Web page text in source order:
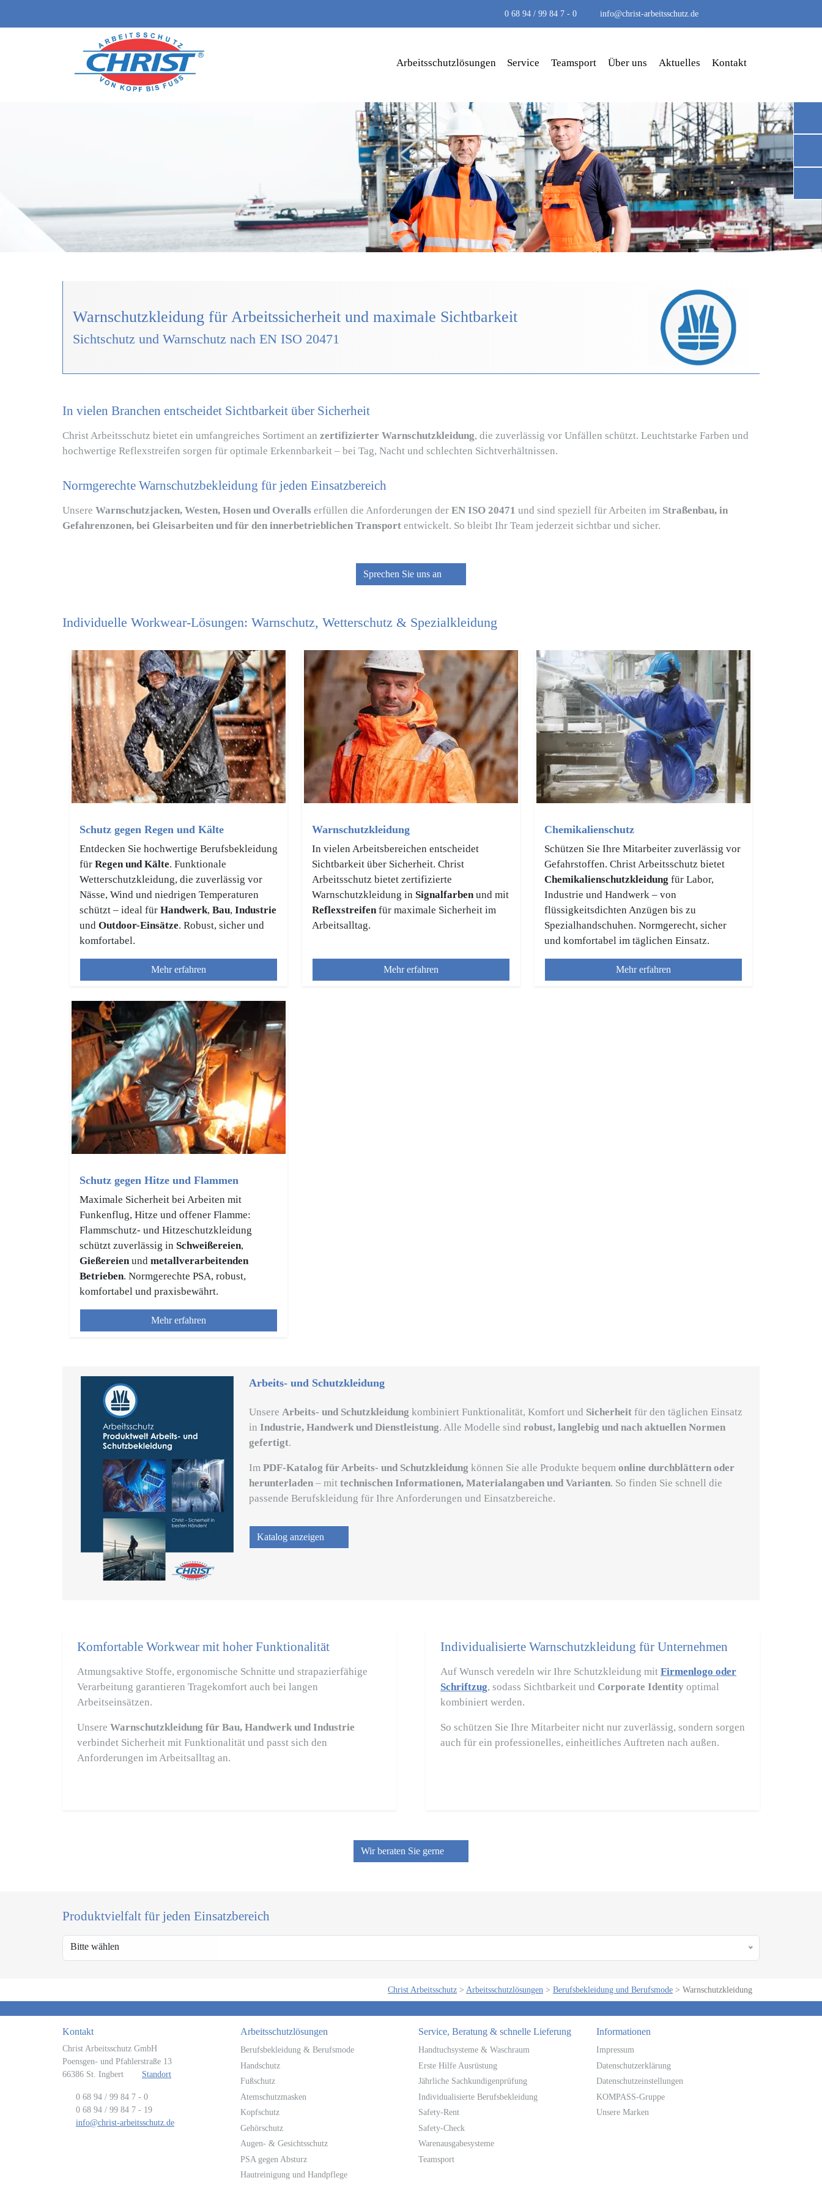
0 68 94 / 99 84 7 - 0 info@christ-arbeitsschutz.de
Arbeitsschutzlösungen Service Teamsport Über uns Aktuelles Kontakt
Warnschutzkleidung für Arbeitssicherheit und maximale Sichtbarkeit
Sichtschutz und Warnschutz nach EN ISO 20471
In vielen Branchen entscheidet Sichtbarkeit über Sicherheit
Christ Arbeitsschutz bietet ein umfangreiches Sortiment an zertifizierter Warnschutzkleidung, die zuverlässig vor Unfällen schützt. Leuchtstarke Farben und
hochwertige Reflexstreifen sorgen für optimale Erkennbarkeit – bei Tag, Nacht und schlechten Sichtverhältnissen.
Normgerechte Warnschutzbekleidung für jeden Einsatzbereich
Unsere Warnschutzjacken, Westen, Hosen und Overalls erfüllen die Anforderungen der EN ISO 20471 und sind speziell für Arbeiten im Straßenbau, in
Gefahrenzonen, bei Gleisarbeiten und für den innerbetrieblichen Transport entwickelt. So bleibt Ihr Team jederzeit sichtbar und sicher.
Sprechen Sie uns an
Individuelle Workwear-Lösungen: Warnschutz, Wetterschutz & Spezialkleidung
Schutz gegen Regen und Kälte
Entdecken Sie hochwertige Berufsbekleidung
für Regen und Kälte. Funktionale
Wetterschutzkleidung, die zuverlässig vor
Nässe, Wind und niedrigen Temperaturen
schützt – ideal für Handwerk, Bau, Industrie
und Outdoor-Einsätze. Robust, sicher und
komfortabel.
Mehr erfahren
Warnschutzkleidung
In vielen Arbeitsbereichen entscheidet
Sichtbarkeit über Sicherheit. Christ
Arbeitsschutz bietet zertifizierte
Warnschutzkleidung in Signalfarbenund mit
Reflexstreifenfür maximale Sicherheit im
Arbeitsalltag.
Mehr erfahren
Chemikalienschutz
Schützen Sie Ihre Mitarbeiter zuverlässig vor
Gefahrstoffen. Christ Arbeitsschutz bietet
Chemikalienschutzkleidung für Labor,
Industrie und Handwerk – von
flüssigkeitsdichten Anzügen bis zu
Spezialhandschuhen. Normgerecht, sicher
und komfortabel im täglichen Einsatz.
Mehr erfahren
Schutz gegen Hitze und Flammen
Maximale Sicherheit bei Arbeiten mit
Funkenflug, Hitze und offener Flamme:
Flammschutz- und Hitzeschutzkleidung
schützt zuverlässig in Schweißereien,
Gießereienund metallverarbeitenden
Betrieben. Normgerechte PSA, robust,
komfortabel und praxisbewährt.
Mehr erfahren
Arbeits- und Schutzkleidung
Unsere Arbeits- und Schutzkleidung kombiniert Funktionalität, Komfort und Sicherheit für den täglichen Einsatz
in Industrie, Handwerk und Dienstleistung. Alle Modelle sind robust, langlebig und nach aktuellen Normen
gefertigt.
Im PDF-Katalog für Arbeits- und Schutzkleidung können Sie alle Produkte bequem online durchblättern oder
herunterladen – mit technischen Informationen, Materialangaben und Varianten. So finden Sie schnell die
passende Berufskleidung für Ihre Anforderungen und Einsatzbereiche.
Katalog anzeigen
Komfortable Workwear mit hoher Funktionalität
Atmungsaktive Stoffe, ergonomische Schnitte und strapazierfähige
Verarbeitung garantieren Tragekomfort auch bei langen
Arbeitseinsätzen.
Unsere Warnschutzkleidung für Bau, Handwerk und Industrie
verbindet Sicherheit mit Funktionalität und passt sich den
Anforderungen im Arbeitsalltag an.
Individualisierte Warnschutzkleidung für Unternehmen
Auf Wunsch veredeln wir Ihre Schutzkleidung mit Firmenlogo oder
Schriftzug, sodass Sichtbarkeit und Corporate Identity optimal
kombiniert werden.
So schützen Sie Ihre Mitarbeiter nicht nur zuverlässig, sondern sorgen
auch für ein professionelles, einheitliches Auftreten nach außen.
Wir beraten Sie gerne
Produktvielfalt für jeden Einsatzbereich
Bitte wählen
Christ Arbeitsschutz > Arbeitsschutzlösungen > Berufsbekleidung und Berufsmode > Warnschutzkleidung
Kontakt
Christ Arbeitsschutz GmbH
Poensgen- und Pfahlerstraße 13
66386 St. Ingbert
Standort
0 68 94 / 99 84 7 - 0
0 68 94 / 99 84 7 - 19
info@christ-arbeitsschutz.de
Arbeitsschutzlösungen
Berufsbekleidung & Berufsmode
Handschutz
Fußschutz
Atemschutzmasken
Kopfschutz
Gehörschutz
Augen- & Gesichtsschutz
PSA gegen Absturz
Hautreinigung und Handpflege
Service, Beratung & schnelle Lieferung
Handtuchsysteme & Waschraum
Erste Hilfe Ausrüstung
Jährliche Sachkundigenprüfung
Individualisierte Berufsbekleidung
Safety-Rent
Safety-Check
Warenausgabesysteme
Teamsport
Informationen
Impressum
Datenschutzerklärung
Datenschutzeinstellungen
KOMPASS-Gruppe
Unsere Marken